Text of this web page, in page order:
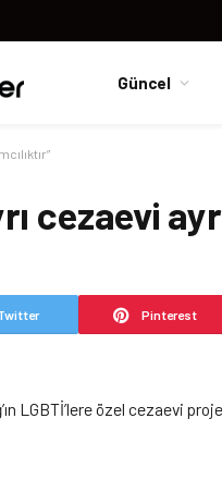
Güncel
cezaevi
Pinterest
LGBTİ’lere özel cezaevi